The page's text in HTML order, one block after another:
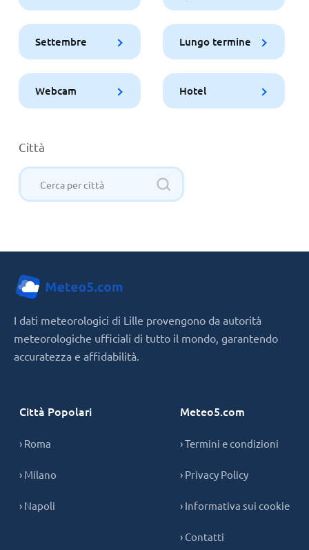
Settembre Lungo termine
Webcam Hotel
Città
I dati meteorologici di Lille provengono da autorità
meteorologiche ufficiali di tutto il mondo, garantendo
accuratezza e affidabilità.
Città Popolari
› Roma
› Milano
› Napoli
Meteo5.com
› Termini e condizioni
› Privacy Policy
› Informativa sui cookie
› Contatti